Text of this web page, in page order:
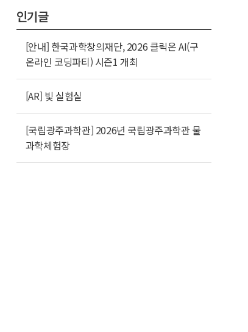
인기글
[안내] 한국과학창의재단, 2026 클릭온 AI(구
온라인 코딩파티) 시즌1 개최
[AR] 빛 실험실
[국립광주과학관] 2026년 국립광주과학관 물
과학체험장